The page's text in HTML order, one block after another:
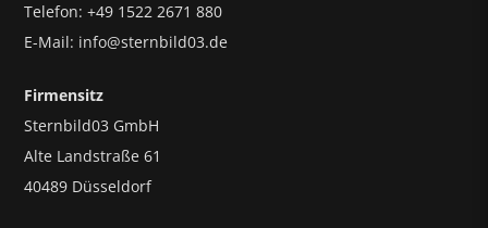
Telefon: +49 1522 2671 880
E-Mail: info@sternbild03.de
Firmensitz
Sternbild03 GmbH
Alte Landstraße 61
40489 Düsseldorf